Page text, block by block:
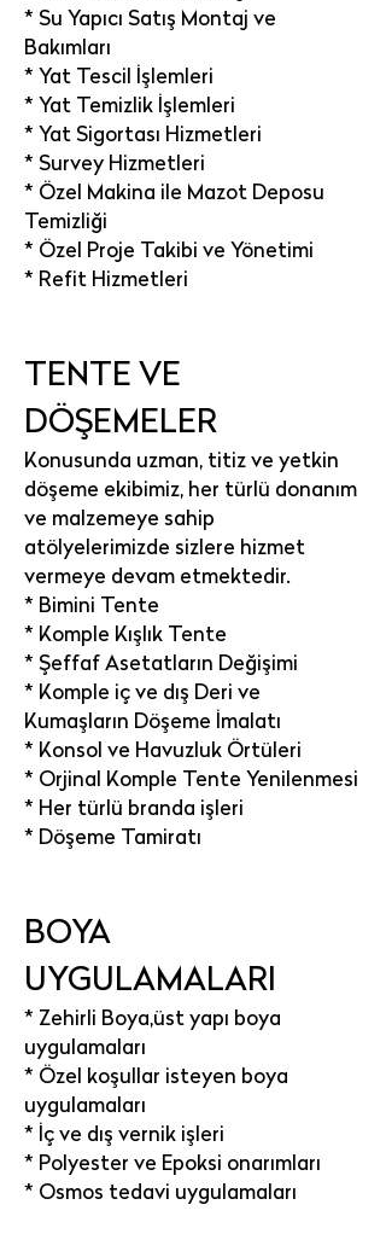
* Su Yapıcı Satış Montaj ve
Bakımları
* Yat Tescil İşlemleri
* Yat Temizlik İşlemleri
* Yat Sigortası Hizmetleri
* Survey Hizmetleri
* Özel Makina ile Mazot Deposu
Temizliği
* Özel Proje Takibi ve Yönetimi
* Refit Hizmetleri
TENTE VE
DÖŞEMELER
Konusunda uzman, titiz ve yetkin
döşeme ekibimiz, her türlü donanım
ve malzemeye sahip
atölyelerimizde sizlere hizmet
vermeye devam etmektedir.
* Bimini Tente
* Komple Kışlık Tente
* Şeffaf Asetatların Değişimi
* Komple iç ve dış Deri ve
Kumaşların Döşeme İmalatı
* Konsol ve Havuzluk Örtüleri
* Orjinal Komple Tente Yenilenmesi
* Her türlü branda işleri
* Döşeme Tamiratı
BOYA
UYGULAMALARI
* Zehirli Boya,üst yapı boya
uygulamaları
* Özel koşullar isteyen boya
uygulamaları
* İç ve dış vernik işleri
* Polyester ve Epoksi onarımları
* Osmos tedavi uygulamaları